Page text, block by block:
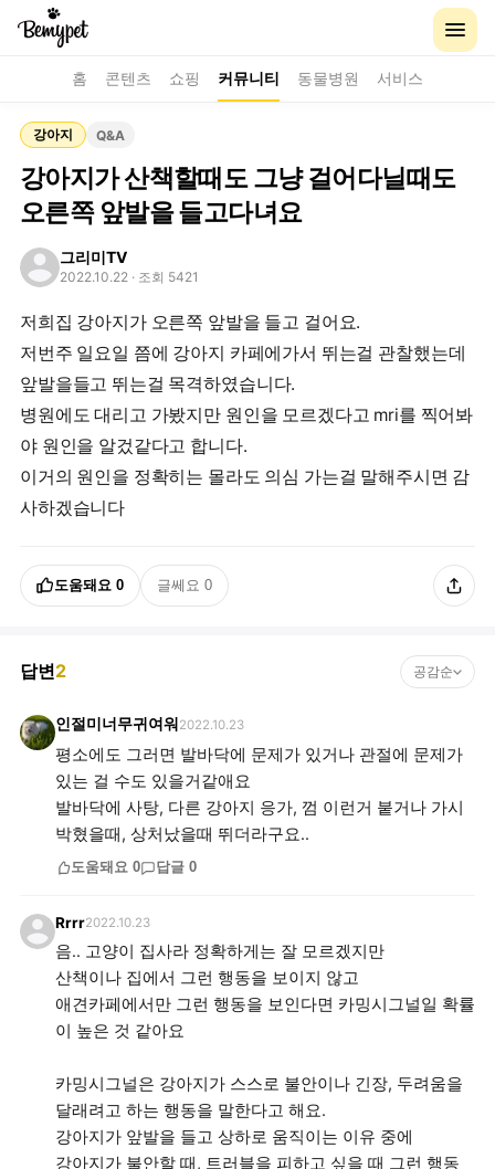
홈 콘텐츠 쇼핑 커뮤니티 동물병원 서비스
강아지 Q&A
강아지가 산책할때도 그냥 걸어다닐때도
오른쪽 앞발을 들고다녀요
그리미TV
2022.10.22 · 조회 5421
저희집 강아지가 오른쪽 앞발을 들고 걸어요.
저번주 일요일 쯤에 강아지 카페에가서 뛰는걸 관찰했는데
앞발을들고 뛰는걸 목격하였습니다.
병원에도 대리고 가봤지만 원인을 모르겠다고 mri를 찍어봐
야 원인을 알겄같다고 합니다.
이거의 원인을 정확히는 몰라도 의심 가는걸 말해주시면 감
사하겠습니다
도움돼요 0 글쎄요 0
답변2 공감순
인절미너무귀여워 2022.10.23
평소에도 그러면 발바닥에 문제가 있거나 관절에 문제가
있는 걸 수도 있을거같애요
발바닥에 사탕, 다른 강아지 응가, 껌 이런거 붙거나 가시
박혔을때, 상처났을때 뛰더라구요..
도움돼요 0 답글 0
Rrrr2022.10.23
음.. 고양이 집사라 정확하게는 잘 모르겠지만
산책이나 집에서 그런 행동을 보이지 않고
애견카페에서만 그런 행동을 보인다면 카밍시그널일 확률
이 높은 것 같아요
카밍시그널은 강아지가 스스로 불안이나 긴장, 두려움을
달래려고 하는 행동을 말한다고 해요.
강아지가 앞발을 들고 상하로 움직이는 이유 중에
강아지가 불안할 때, 트러블을 피하고 싶을 때 그런 행동